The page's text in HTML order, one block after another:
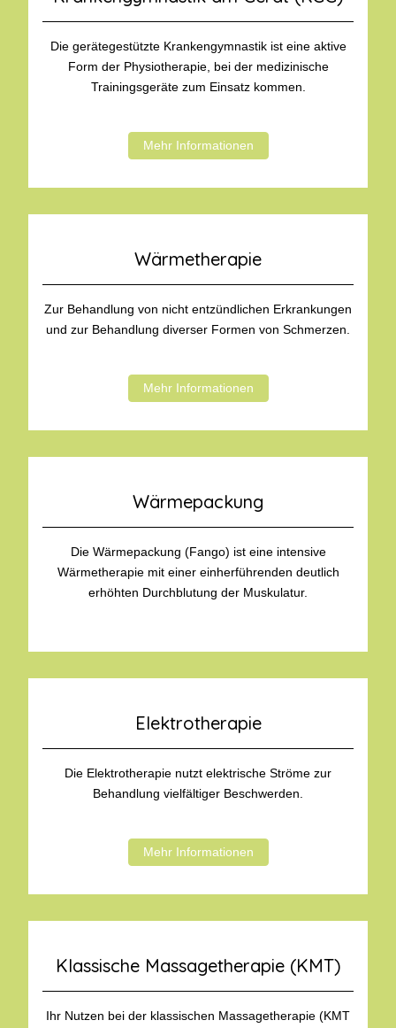
Die gerätegestützte Krankengymnastik ist eine aktive
Form der Physiotherapie, bei der medizinische
Trainingsgeräte zum Einsatz kommen.
Mehr Informationen
Wärmetherapie
Zur Behandlung von nicht entzündlichen Erkrankungen
und zur Behandlung diverser Formen von Schmerzen.
Mehr Informationen
Wärmepackung
Die Wärmepackung (Fango) ist eine intensive
Wärmetherapie mit einer einherführenden deutlich
erhöhten Durchblutung der Muskulatur.
Elektrotherapie
Die Elektrotherapie nutzt elektrische Ströme zur
Behandlung vielfältiger Beschwerden.
Mehr Informationen
Klassische Massagetherapie (KMT)
Ihr Nutzen bei der klassischen Massagetherapie (KMT